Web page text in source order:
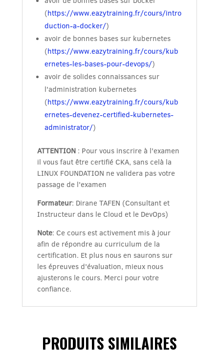
(https://www.eazytraining.fr/cours/intro
duction-a-docker/)
avoir de bonnes bases sur kubernetes
(https://www.eazytraining.fr/cours/kub
ernetes-les-bases-pour-devops/)
avoir de solides connaissances sur
l'administration kubernetes
(https://www.eazytraining.fr/cours/kub
ernetes-devenez-certified-kubernetes-
administrator/)
ATTENTION: Pour vous inscrire à l'examen
il vous faut être certifié CKA, sans celà la
LINUX FOUNDATION ne validera pas votre
passage de l'examen
Formateur: Dirane TAFEN (Consultant et
Instructeur dans le Cloud et le DevOps)
Note: Ce cours est activement mis à jour
afin de répondre au curriculum de la
certification. Et plus nous en saurons sur
les épreuves d'évaluation, mieux nous
ajusterons le cours. Merci pour votre
confiance.
PRODUITS SIMILAIRES